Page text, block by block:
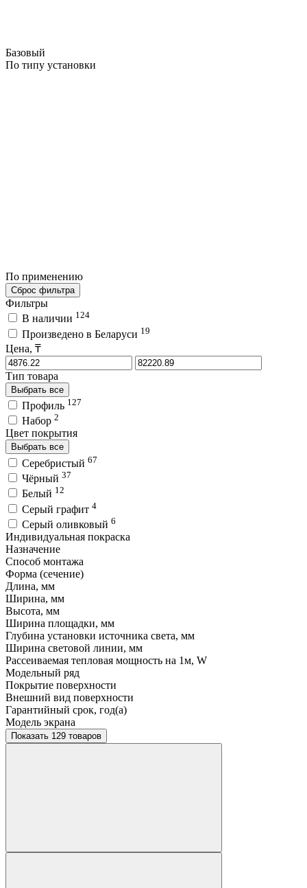
Базовый
По типу установки
По применению
Сброс фильтра
Фильтры
В наличии 124
Произведено в Беларуси 19
Цена, ₸
Тип товара
Выбрать все
Профиль 127
Набор 2
Цвет покрытия
Выбрать все
Серебристый 67
Чёрный 37
Белый 12
Серый графит 4
Серый оливковый 6
Индивидуальная покраска
Назначение
Способ монтажа
Форма (сечение)
Длина, мм
Ширина, мм
Высота, мм
Ширина площадки, мм
Глубина установки источника света, мм
Ширина световой линии, мм
Рассеиваемая тепловая мощность на 1м, W
Модельный ряд
Покрытие поверхности
Внешний вид поверхности
Гарантийный срок, год(а)
Модель экрана
Показать 129 товаров